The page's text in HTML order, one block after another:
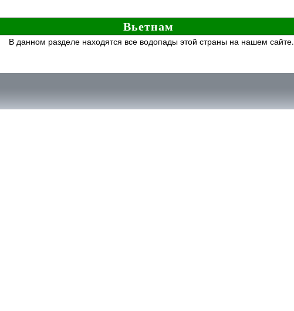
Вьетнам
В данном разделе находятся все водопады этой страны на нашем сайте.